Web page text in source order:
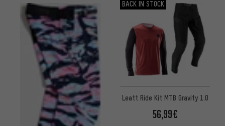
BACK IN STOCK
Leatt Ride Kit MTB Gravity 1.0
56,99€